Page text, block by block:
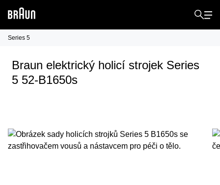
Series 5
Braun elektrický holicí strojek Series
5 52-B1650s